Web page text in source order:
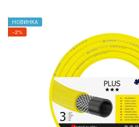
НОВИНКА
−2%